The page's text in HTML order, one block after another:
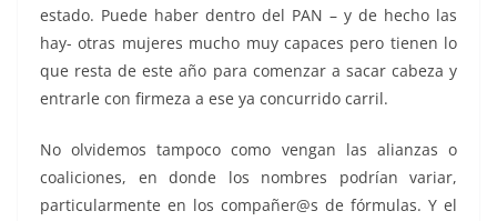
estado. Puede haber dentro del PAN – y de hecho las
hay- otras mujeres mucho muy capaces pero tienen lo
que resta de este año para comenzar a sacar cabeza y
entrarle con firmeza a ese ya concurrido carril.
No olvidemos tampoco como vengan las alianzas o
coaliciones, en donde los nombres podrían variar,
particularmente en los compañer@s de fórmulas. Y el